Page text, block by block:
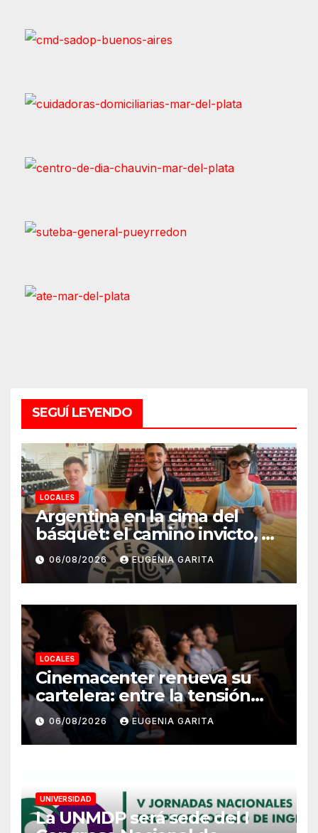
SEGUÍ LEYENDO
LOCALES
Argentina en la cima del
básquet: el camino invicto, el
esfuerzo familiar y la jugada
que valió un Mundial
06/08/2026 EUGENIA GARITA
LOCALES
Cinemacenter renueva su
cartelera: entre la tensión
bélica, el terror paranoico y el
fenómeno del K-pop
06/08/2026 EUGENIA GARITA
UNIVERSIDAD
La UNMDP será sede del I